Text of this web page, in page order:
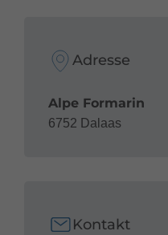
Adresse
Alpe Formarin
6752 Dalaas
Kontakt